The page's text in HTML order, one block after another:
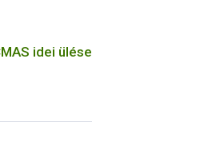
idei ülése